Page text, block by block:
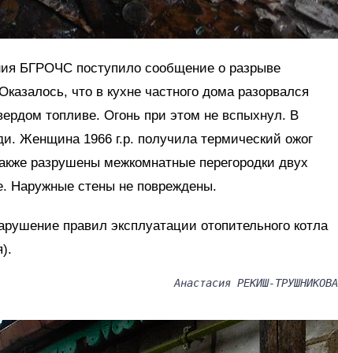
БГРОЧС поступило сообщение о разрыве
что в кухне частного дома разорвался
топливе. Огонь при этом не вспыхнул. В
Женщина 1966 г.р. получила термический ожог
разрушены межкомнатные перегородки двух
Наружные стены не повреждены.
правил эксплуатации отопительного котла
Анастасия РЕКИШ-ТРУШНИКОВА